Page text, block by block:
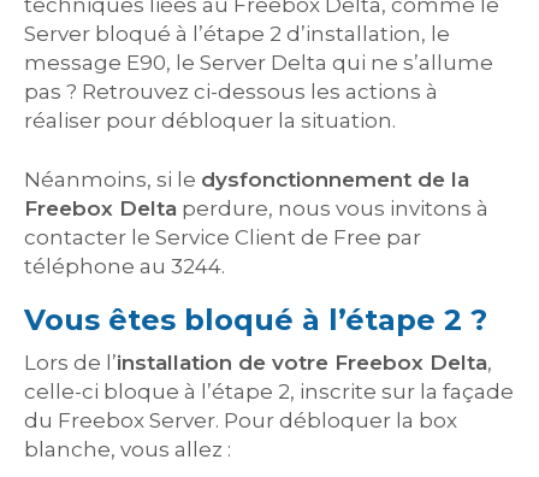
techniques liées au Freebox Delta, comme le
Server bloqué à l’étape 2 d’installation, le
message E90, le Server Delta qui ne s’allume
pas ? Retrouvez ci-dessous les actions à
réaliser pour débloquer la situation.
Néanmoins, si le dysfonctionnement de la
Freebox Delta perdure, nous vous invitons à
contacter le Service Client de Free par
téléphone au 3244.
Vous êtes bloqué à l’étape 2 ?
Lors de l’installation de votre Freebox Delta,
celle-ci bloque à l’étape 2, inscrite sur la façade
du Freebox Server. Pour débloquer la box
blanche, vous allez :